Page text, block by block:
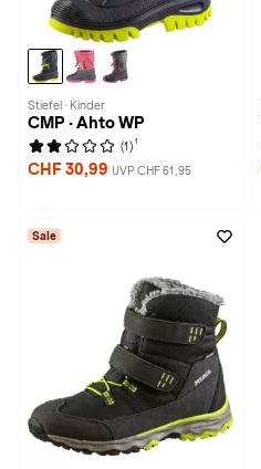
Stiefel · Kinder
CMP · Ahto WP
(1) 1
CHF 30,99 UVP CHF 61,95
Sale